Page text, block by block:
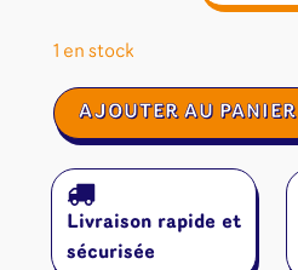
1 en stock
quantité
de
:
Oklahoma
AJOUTER AU PANIER
Livraison rapide et
sécurisée